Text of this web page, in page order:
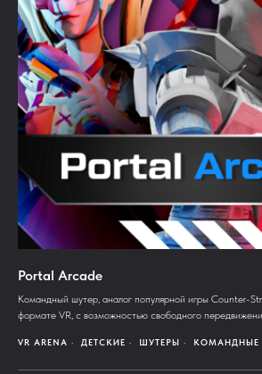
Portal Arcade
Командный шутер, аналог популярной игры Counter-
формате VR, с возможностью свободного
VR ARENA ДЕТСКИЕ ШУТЕРЫ КОМАНДНЫЕ